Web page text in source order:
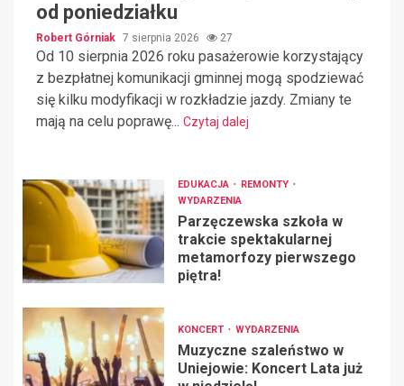
od poniedziałku
Robert Górniak 7 sierpnia 2026 27
Od 10 sierpnia 2026 roku pasażerowie korzystający
z bezpłatnej komunikacji gminnej mogą spodziewać
się kilku modyfikacji w rozkładzie jazdy. Zmiany te
mają na celu poprawę... Czytaj dalej
EDUKACJA
REMONTY
WYDARZENIA
Parzęczewska szkoła w
trakcie spektakularnej
metamorfozy pierwszego
piętra!
KONCERT WYDARZENIA
Muzyczne szaleństwo w
Uniejowie: Koncert Lata już